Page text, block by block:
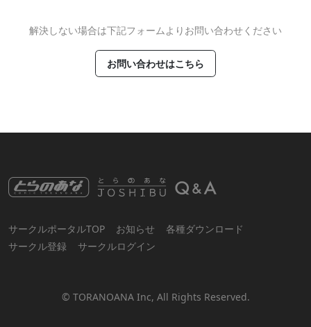
解決しない場合は下記フォームよりお問い合わせください
お問い合わせはこちら
サークルポータルTOP お知らせ
各種ダウンロード
サークル登録
サークルログイン
© TORANOANA Inc, All Rights Reserved.